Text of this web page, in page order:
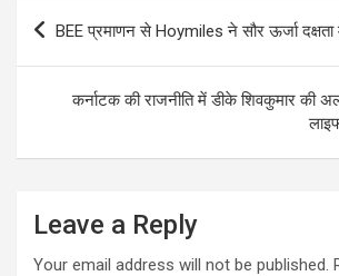
Post
navigation
BEE प्रमाणन से Hoymiles ने सौर ऊर्जा दक्षता में
कर्नाटक की राजनीति में डीके शिवकुमार की
Leave a Reply
Your email address will not be published.